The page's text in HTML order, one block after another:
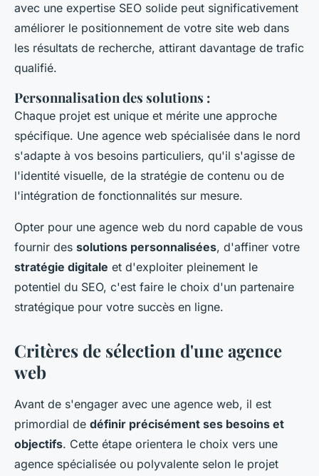
avec une expertise SEO solide peut significativement
améliorer le positionnement de votre site web dans
les résultats de recherche, attirant davantage de trafic
qualifié.
Personnalisation des solutions :
Chaque projet est unique et mérite une approche
spécifique. Une agence web spécialisée dans le nord
s'adapte à vos besoins particuliers, qu'il s'agisse de
l'identité visuelle, de la stratégie de contenu ou de
l'intégration de fonctionnalités sur mesure.
Opter pour une agence web du nord capable de vous
fournir des solutions personnalisées, d'affiner votre
stratégie digitale et d'exploiter pleinement le
potentiel du SEO, c'est faire le choix d'un partenaire
stratégique pour votre succès en ligne.
Critères de sélection d'une agence
web
Avant de s'engager avec une agence web, il est
primordial de définir précisément ses besoins et
objectifs. Cette étape orientera le choix vers une
agence spécialisée ou polyvalente selon le projet